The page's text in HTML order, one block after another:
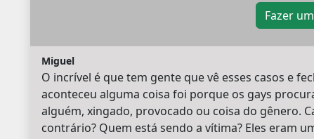
Fazer
Miguel
O incrível é que tem gente que vê esses casos e
aconteceu alguma coisa foi porque os gays
alguém, xingado, provocado ou coisa do gênero.
contrário? Quem está sendo a vítima? Eles eram